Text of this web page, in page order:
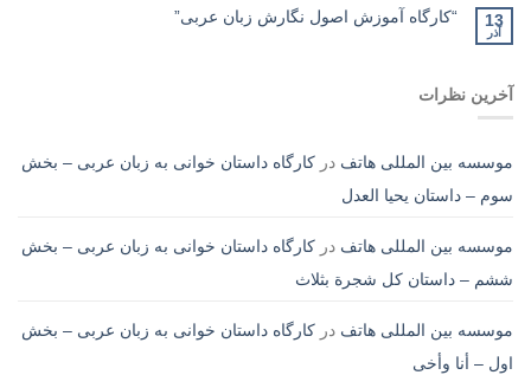
13
آذر
“کارگاه آموزش اصول نگارش زبان عربی”
آخرین نظرات
موسسه بین المللی هاتف در کارگاه داستان خوانی به زبان عربی – بخش
سوم – داستان یحیا العدل
موسسه بین المللی هاتف در کارگاه داستان خوانی به زبان عربی – بخش
ششم – داستان کل شجرة بثلاث
موسسه بین المللی هاتف در کارگاه داستان خوانی به زبان عربی – بخش
اول – أنا وأخی